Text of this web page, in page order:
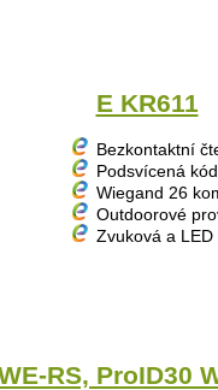
E KR611
Bezkontaktní
Podsvícená
Wiegand 26
Outdoorové
Zvuková a LED
RS, ProID30